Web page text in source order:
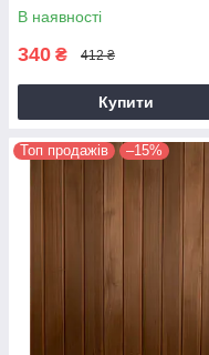
В наявності
340 ₴ 412 ₴
Купити
Топ продажів –15%